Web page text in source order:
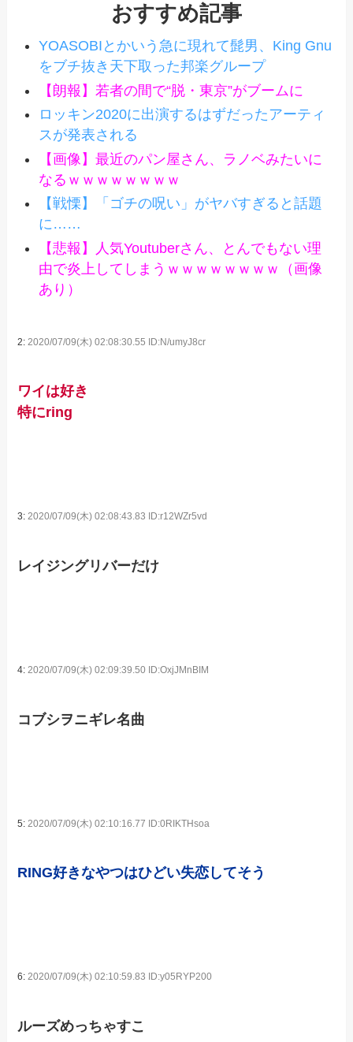
おすすめ記事
YOASOBIとかいう急に現れて髭男、King Gnu
をブチ抜き天下取った邦楽グループ
【朗報】若者の間で“脱・東京”がブームに
ロッキン2020に出演するはずだったアーティ
スが発表される
【画像】最近のパン屋さん、ラノベみたいに
なるｗｗｗｗｗｗｗｗ
【戦慄】「ゴチの呪い」がヤバすぎると話題
に……
【悲報】人気Youtuberさん、とんでもない理
由で炎上してしまうｗｗｗｗｗｗｗｗ（画像
あり）
2: 2020/07/09(木) 02:08:30.55 ID:N/umyJ8cr
ワイは好き
特にring
3:2020/07/09(木) 02:08:43.83 ID:r12WZr5vd
レイジングリバーだけ
4:2020/07/09(木) 02:09:39.50 ID:OxjJMnBIM
コブシヲニギレ名曲
5: 2020/07/09(木) 02:10:16.77 ID:0RIKTHsoa
RING好きなやつはひどい失恋してそう
6:2020/07/09(木) 02:10:59.83 ID:y05RYP200
ルーズめっちゃすこ